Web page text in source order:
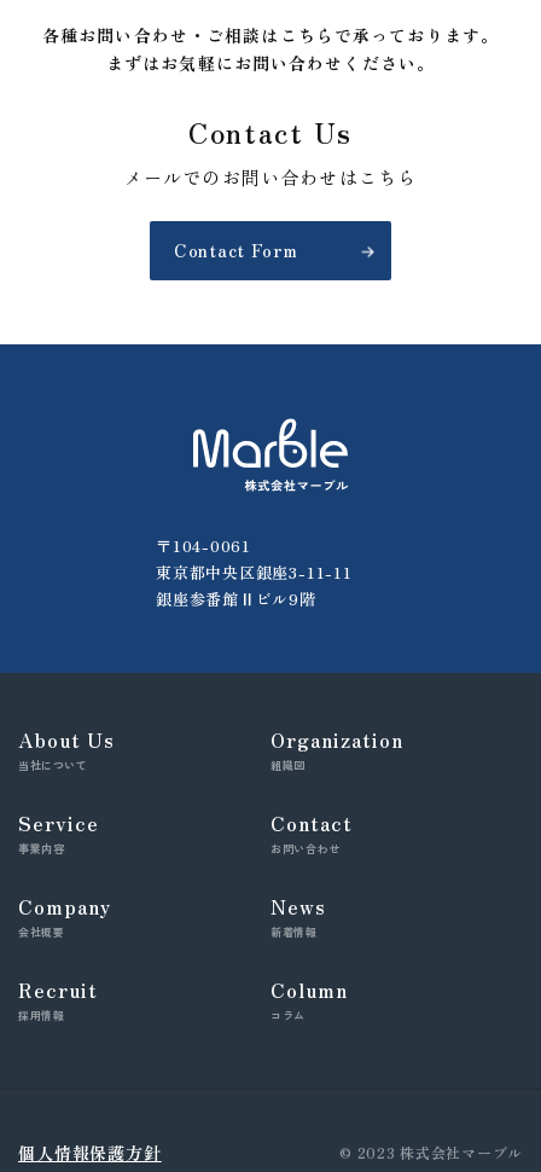
各種お問い合わせ・ご相談はこちらで承っております。
まずはお気軽にお問い合わせください。
Contact Us
メールでのお問い合わせはこちら
Contact Form
〒104-0061
東京都中央区銀座3-11-11
銀座参番館Ⅱビル9階
About Us
当社について
Service
事業内容
Company
会社概要
Recruit
採用情報
Organization
組織図
Contact
お問い合わせ
News
新着情報
Column
コラム
個人情報保護方針 © 2023 株式会社マーブル